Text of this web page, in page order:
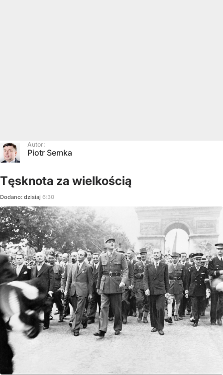
Autor:
Piotr Semka
Tęsknota za wielkością
Dodano: dzisiaj 6:30